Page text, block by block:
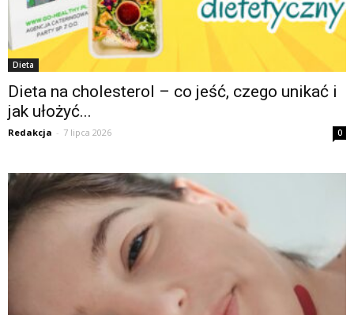
Dieta
Dieta na cholesterol – co jeść, czego unikać i
jak ułożyć...
Redakcja - 7 lipca 2026 0